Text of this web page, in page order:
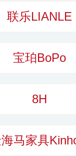
供应商，产品
年进入中国
联乐LIANLE
宝珀BoPo
8H
马家具